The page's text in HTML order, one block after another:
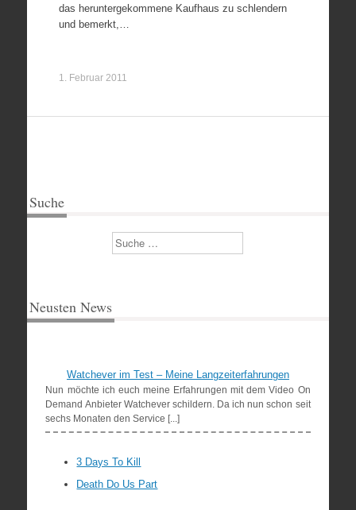
das heruntergekommene Kaufhaus zu schlendern
und bemerkt,…
1. Februar 2011
Suche
Suchen
Neusten News
Watchever im Test – Meine Langzeiterfahrungen
Nun möchte ich euch meine Erfahrungen mit dem Video On
Demand Anbieter Watchever schildern. Da ich nun schon seit
sechs Monaten den Service [...]
3 Days To Kill
Death Do Us Part